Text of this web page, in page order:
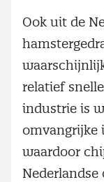
Ook uit de
relatief
industrie is
omvangrijke
waardoor